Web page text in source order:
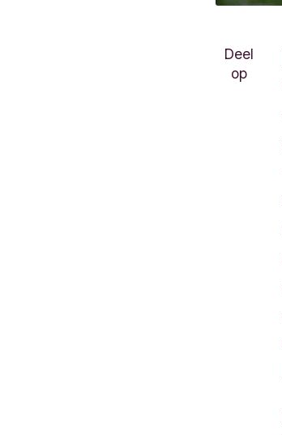
Deel
op